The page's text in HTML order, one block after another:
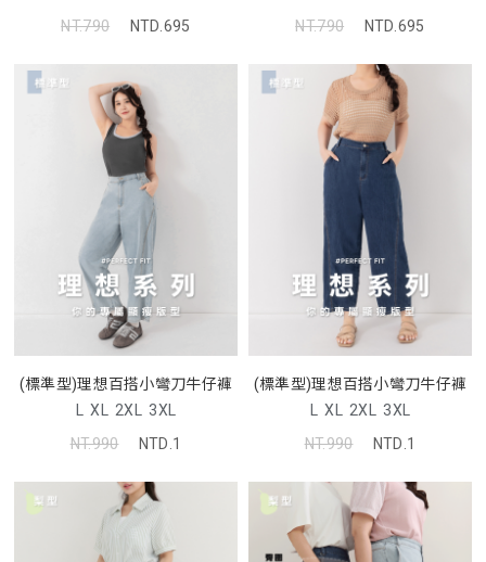
NT.790
NTD.695
NT.790
NTD.695
(標準型)理想百搭小彎刀牛仔褲
L XL 2XL 3XL
NT.990
NTD.1
(標準型)理想百搭小彎刀牛仔褲
L XL 2XL 3XL
NT.990
NTD.1